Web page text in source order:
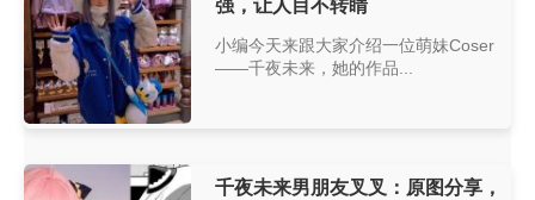
强，让人目不转睛
小编今天来跟大家介绍一位萌妹Coser
——千夜未来，她的作品...
千夜未来男朋友叉叉：原图分享，